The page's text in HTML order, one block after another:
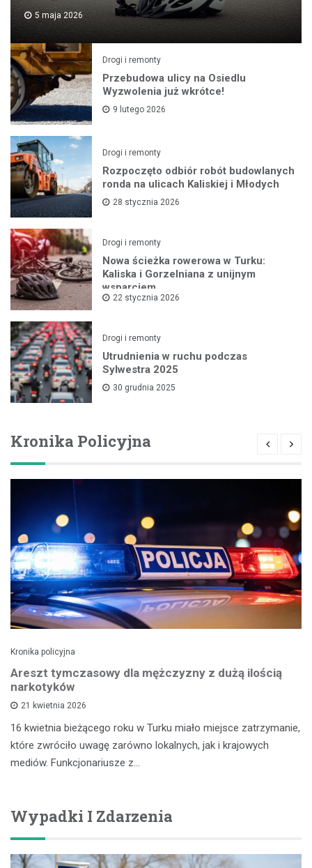
5 maja 2026
Drogi i remonty
Przebudowa ulicy na Osiedlu
Wyzwolenia już wkrótce!
9 lutego 2026
Drogi i remonty
Rozpoczęto odbiór robót budowlanych
ronda na ulicach Kaliskiej i Młodych
28 stycznia 2026
Drogi i remonty
Nowa ścieżka rowerowa w Turku:
Kaliska i Gorzelniana z unijnym
wsparciem
22 stycznia 2026
Drogi i remonty
Utrudnienia w ruchu podczas
Sylwestra 2025
30 grudnia 2025
Kronika Policyjna
Kronika policyjna
Areszt tymczasowy dla mężczyzny z dużą ilością
narkotyków
21 kwietnia 2026
16 kwietnia bieżącego roku w Turku miało miejsce zatrzymanie,
które zwróciło uwagę zarówno lokalnych, jak i krajowych
mediów. Funkcjonariusze z…
Wypadki I Zdarzenia